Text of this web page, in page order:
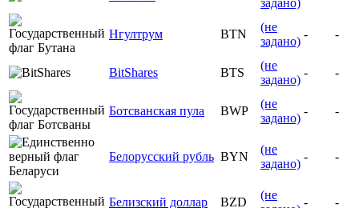
Нгултрум BTN
(не
задано)
- -
BitShares BTS
(не
задано)
- -
Ботсванская пула BWP
(не
задано)
- -
Белорусский рубль BYN
(не
задано)
- -
Белизский доллар BZD
(не
- -